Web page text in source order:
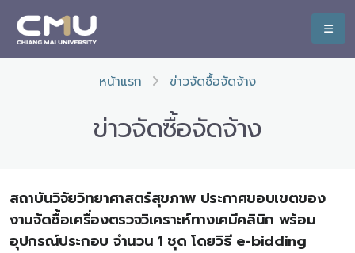
หน้าแรก ข่าวจัดซื้อจัดจ้าง
ข่าวจัดซื้อจัดจ้าง
สถาบันวิจัยวิทยาศาสตร์สุขภาพ ประกาศขอบเขตของ
งานจัดซื้อเครื่องตรวจวิเคราะห์ทางเคมีคลินิก พร้อม
อุปกรณ์ประกอบ จำนวน 1 ชุด โดยวิธี e-bidding